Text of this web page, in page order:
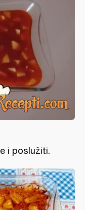
i poslužiti.